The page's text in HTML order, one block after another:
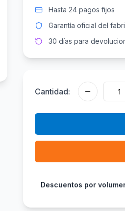
Hasta 24 pagos fijos
Garantía oficial del
30 días para
Cantidad:
Descuentos por